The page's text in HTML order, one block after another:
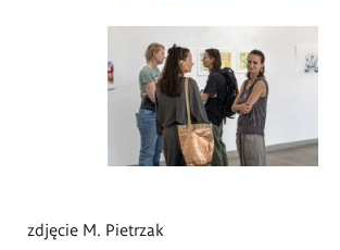
zdjęcie M. Pietrzak